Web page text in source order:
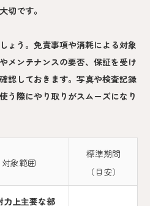
切です。
ょう。免責事項や消耗による対象
メンテナンスの要否、保証を受け
認しておきます。写真や検査記録
う際にやり取りがスムーズになり
対象範囲
標準期間
（目安）
力上主要な部